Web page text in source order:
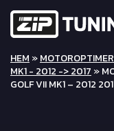
HEM »
MK1 - 2012 -> 2017 »
GOLF VII MK1 – 2012